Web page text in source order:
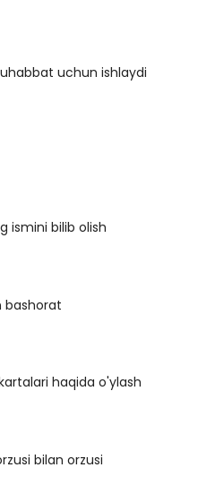
uchun ishlaydi
ismini bilib olish
bashorat
haqida o'ylash
bilan orzusi